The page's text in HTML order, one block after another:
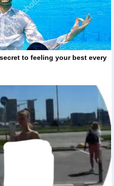
to feeling your best every